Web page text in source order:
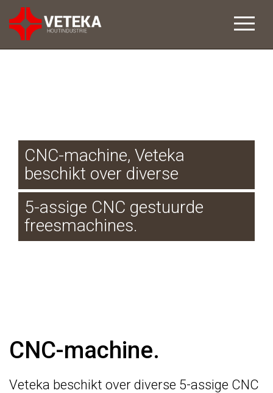
CNC-machine, Veteka
beschikt over diverse
5-assige CNC gestuurde
freesmachines.
CNC-machine.
Veteka beschikt over diverse 5-assige CNC